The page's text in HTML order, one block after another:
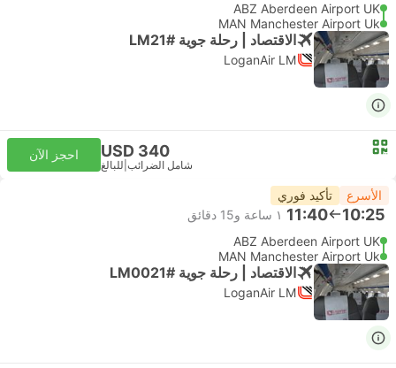
ABZ Aberdeen Airport UK
MAN Manchester Airport Uk
الاقتصاد | رحلة جوية #LM21
LoganAir LM
USD 340
شامل الضرائب للبالغ
احجز الآن
الأسرع تأكيد فوري
10:25
11:40 ١ ساعة و‫15 دقائق
ABZ Aberdeen Airport UK
MAN Manchester Airport Uk
الاقتصاد | رحلة جوية #LM0021
LoganAir LM